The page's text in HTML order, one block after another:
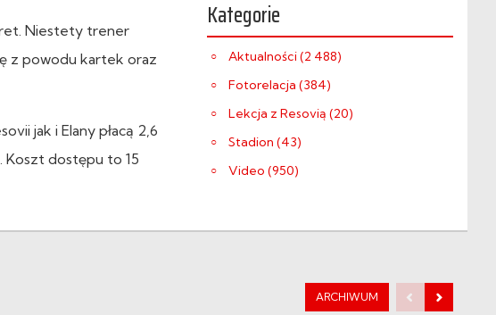
Niestety trener
z powodu kartek oraz
jak i Elany płacą 2,6
Koszt dostępu to 15
Kategorie
Aktualności (2 488)
Fotorelacja (384)
Lekcja z Resovią (20)
Stadion (43)
Video (950)
ARCHIWUM